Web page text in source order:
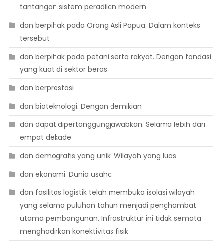
tantangan sistem peradilan modern
dan berpihak pada Orang Asli Papua. Dalam konteks
tersebut
dan berpihak pada petani serta rakyat. Dengan fondasi
yang kuat di sektor beras
dan berprestasi
dan bioteknologi. Dengan demikian
dan dapat dipertanggungjawabkan. Selama lebih dari
empat dekade
dan demografis yang unik. Wilayah yang luas
dan ekonomi. Dunia usaha
dan fasilitas logistik telah membuka isolasi wilayah
yang selama puluhan tahun menjadi penghambat
utama pembangunan. Infrastruktur ini tidak semata
menghadirkan konektivitas fisik